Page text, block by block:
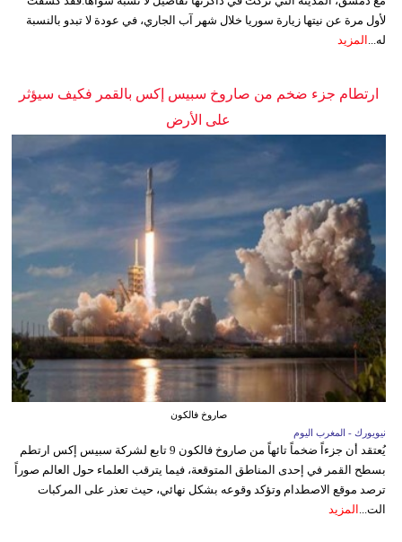
لأول مرة عن نيتها زيارة سوريا خلال شهر آب الجاري، في عودة لا تبدو بالنسبة
له...
المزيد
ارتطام جزء ضخم من صاروخ سبيس إكس بالقمر فكيف سيؤثر
على الأرض
صاروخ فالكون
نيويورك - المغرب اليوم
يُعتقد أن جزءاً ضخماً تائهاً من صاروخ فالكون 9 تابع لشركة سبيس إكس ارتطم
بسطح القمر في إحدى المناطق المتوقعة، فيما يترقب العلماء حول العالم صوراً
ترصد موقع الاصطدام وتؤكد وقوعه بشكل نهائي، حيث تعذر على المركبات
الت... المزيد